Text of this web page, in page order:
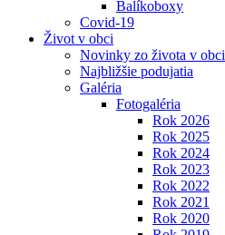
Balíkoboxy
Covid-19
Život v obci
Novinky zo života v obci
Najbližšie podujatia
Galéria
Fotogaléria
Rok 2026
Rok 2025
Rok 2024
Rok 2023
Rok 2022
Rok 2021
Rok 2020